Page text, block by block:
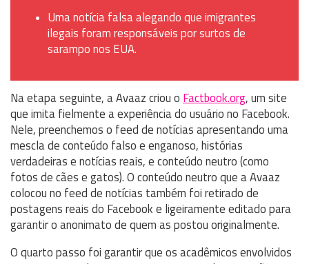
Uma notícia falsa alegando que imigrantes
ilegais foram responsáveis por surtos de
sarampo nos EUA.
Na etapa seguinte, a Avaaz criou o Factbook.org, um site
que imita fielmente a experiência do usuário no Facebook.
Nele, preenchemos o feed de notícias apresentando uma
mescla de conteúdo falso e enganoso, histórias
verdadeiras e notícias reais, e conteúdo neutro (como
fotos de cães e gatos). O conteúdo neutro que a Avaaz
colocou no feed de notícias também foi retirado de
postagens reais do Facebook e ligeiramente editado para
garantir o anonimato de quem as postou originalmente.
O quarto passo foi garantir que os acadêmicos envolvidos